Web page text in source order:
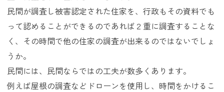
民間が調査し被害認定された住家を、行政もその資料でも
って認めることができるのであれば２重に調査することな
く、その時間で他の住家の調査が出来るのではないでしょ
うか。
民間には、民間ならではの工夫が数多くあります。
例えば屋根の調査などドローンを使用し、時間をかけるこ